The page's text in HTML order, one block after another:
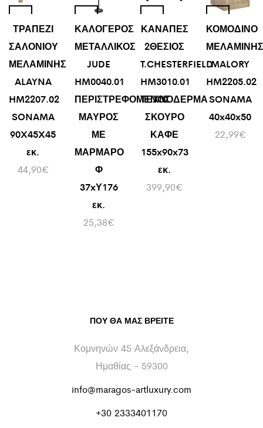
ΤΡΑΠΕΖΙ
ΣΑΛΟΝΙΟΥ
ΜΕΛΑΜΙΝΗΣ
ALAYNA
HM2207.02
SONAMA
90X45X45
εκ.
44,90€
ΚΑΛΟΓΕΡΟΣ
ΜΕΤΑΛΛΙΚΟΣ
JUDE
HM0040.01
ΠΕΡΙΣΤΡΕΦΟΜΕΝΟΣ
ΜΑΥΡΟΣ
ΜΕ
ΜΑΡΜΑΡΟ
Φ
37xΥ176
εκ.
25,38€
ΚΑΝΑΠΕΣ
2ΘΕΣΙΟΣ
T.CHESTERFIELD
HM3010.01
ΤΕΧΝΟΔΕΡΜΑ
ΣΚΟΥΡΟ
ΚΑΦΕ
155x90x73
εκ.
399,90€
ΚΟΜΟΔΙΝΟ
ΜΕΛΑΜΙΝΗΣ
MALORY
HM2205.02
SONAMA
40x40x50
22,99€
ΠΟΥ ΘΑ ΜΑΣ ΒΡΕΊΤΕ
Κομνηνών 45 Αλεξάνδρεια,
Ημαθίας - 59300
info@maragos-artluxury.com
+30 2333401170